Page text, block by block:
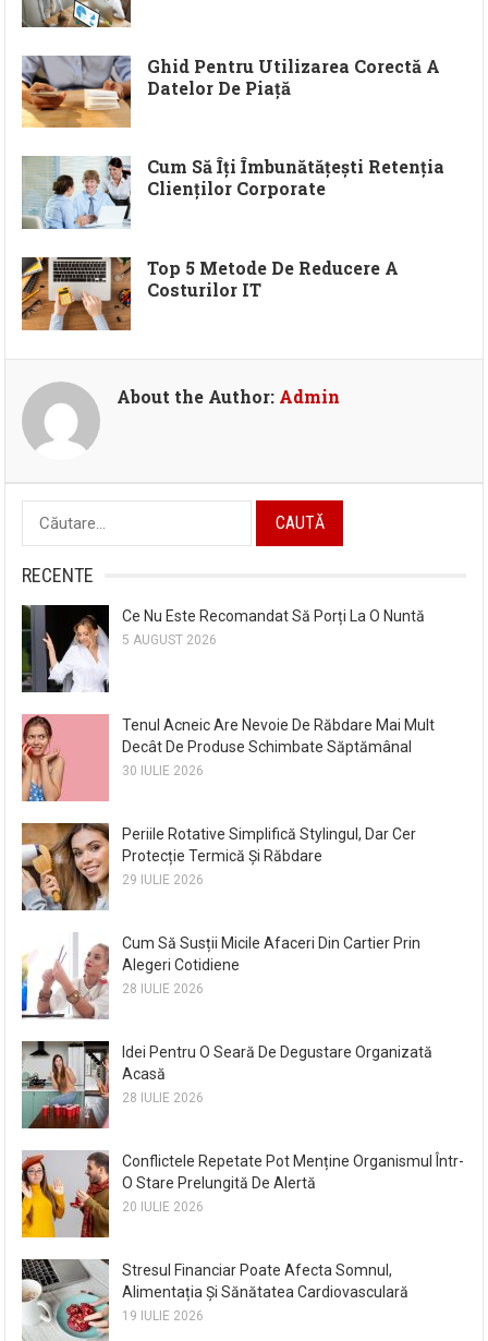
Ghid Pentru Utilizarea Corectă A
Datelor De Piață
Cum Să Îți Îmbunătățești Retenția
Clienților Corporate
Top 5 Metode De Reducere A
Costurilor IT
About the Author: Admin
Caută
după:
RECENTE
Ce Nu Este Recomandat Să Porți La O Nuntă
5 AUGUST 2026
Tenul Acneic Are Nevoie De Răbdare Mai Mult
Decât De Produse Schimbate Săptămânal
30 IULIE 2026
Periile Rotative Simplifică Stylingul, Dar Cer
Protecție Termică Și Răbdare
29 IULIE 2026
Cum Să Susții Micile Afaceri Din Cartier Prin
Alegeri Cotidiene
28 IULIE 2026
Idei Pentru O Seară De Degustare Organizată
Acasă
28 IULIE 2026
Conflictele Repetate Pot Menține Organismul Într-
O Stare Prelungită De Alertă
20 IULIE 2026
Stresul Financiar Poate Afecta Somnul,
Alimentația Și Sănătatea Cardiovasculară
19 IULIE 2026